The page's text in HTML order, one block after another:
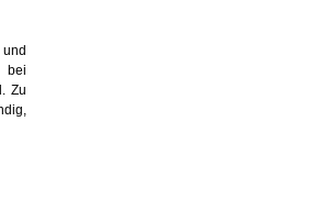
bei
Zu